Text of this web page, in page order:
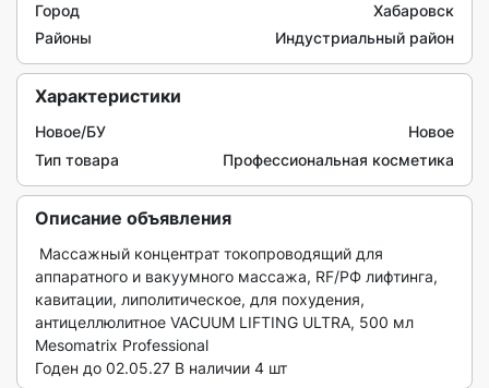
Город
Хабаровск
Районы
Индустриальный район
Характеристики
Новое/БУ
Новое
Тип товара
Профессиональная косметика
Описание объявления
аппаратного и вакуумного массажа, RF/РФ лифтинга,
кавитации, липолитическое, для похудения,
антицеллюлитное VACUUM LIFTING ULTRA, 500 мл
Mesomatrix Professional
Годен до 02.05.27 В наличии 4 шт